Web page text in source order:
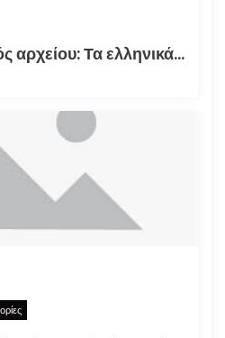
Εκδήλωση // Εκτός αρχείου: Τα ελληνικά φανζίν στην εποχή της τεκμηρίωσης (30.09.2021)